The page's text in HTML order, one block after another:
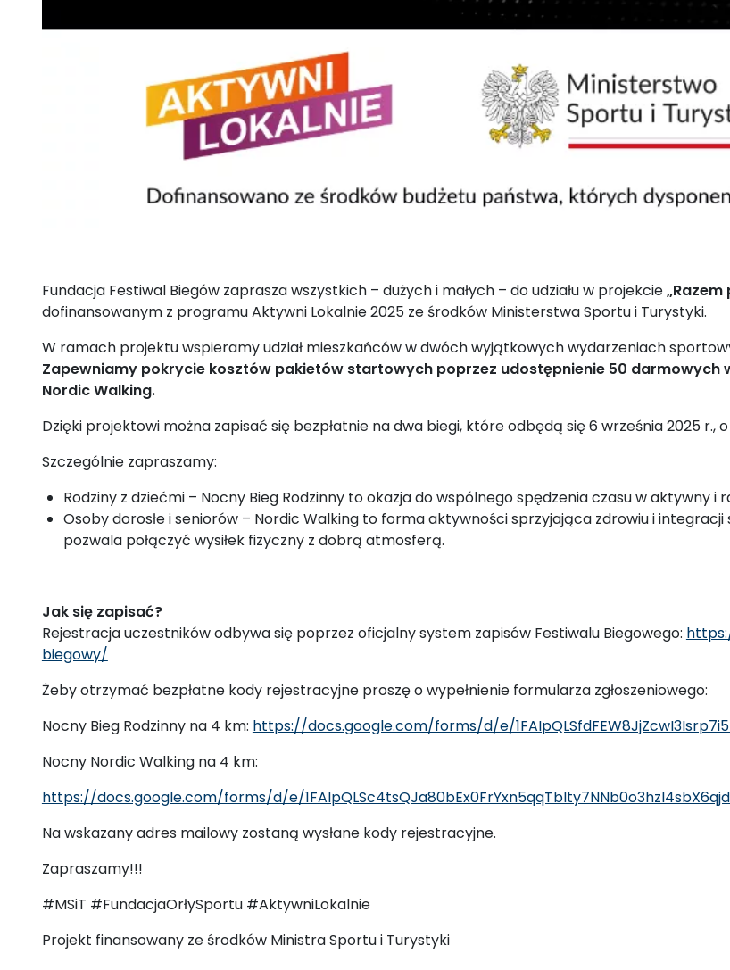
Fundacja Festiwal Biegów zaprasza wszystkich – dużych i małych – do udziału w projekcie
dofinansowanym z programu Aktywni Lokalnie 2025 ze środków Ministerstwa Sportu i Turystyki.
W ramach projektu wspieramy udział mieszkańców w dwóch wyjątkowych wydarzeniach
Zapewniamy pokrycie kosztów pakietów startowych poprzez udostępnienie 50 darmowych
Nordic Walking.
Dzięki projektowi można zapisać się bezpłatnie na dwa biegi, które odbędą się 6 września 2025 r.,
Szczególnie zapraszamy:
Rodziny z dziećmi – Nocny Bieg Rodzinny to okazja do wspólnego spędzenia czasu w aktywny i
Osoby dorosłe i seniorów – Nordic Walking to forma aktywności sprzyjająca zdrowiu i
pozwala połączyć wysiłek fizyczny z dobrą atmosferą.
Jak się zapisać?
Rejestracja uczestników odbywa się poprzez oficjalny system zapisów Festiwalu Biegowego:
biegowy/
Żeby otrzymać bezpłatne kody rejestracyjne proszę o wypełnienie formularza zgłoszeniowego:
Nocny Bieg Rodzinny na 4 km: https://docs.google.com/forms/d/e/
Nocny Nordic Walking na 4 km:
https://docs.google.com/forms/d/e/
Na wskazany adres mailowy zostaną wysłane kody rejestracyjne.
Zapraszamy!!!
#MSiT #FundacjaOrłySportu #AktywniLokalnie
Projekt finansowany ze środków Ministra Sportu i Turystyki